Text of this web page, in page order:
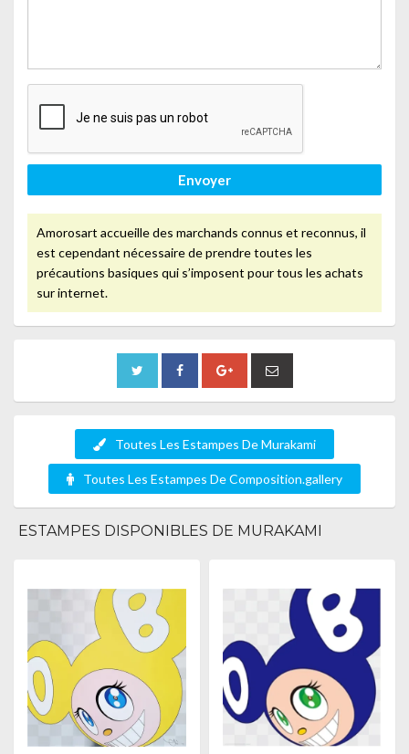
Envoyer
Amorosart accueille des marchands connus et reconnus, il
est cependant nécessaire de prendre toutes les
précautions basiques qui s’imposent pour tous les achats
sur internet.
Toutes Les Estampes De Murakami
Toutes Les Estampes De Composition.gallery
ESTAMPES DISPONIBLES DE MURAKAMI